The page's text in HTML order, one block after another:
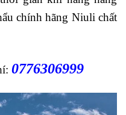
chính hãng Niuli chất
0776306999